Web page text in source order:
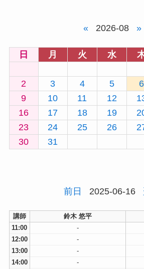
« 2026-08 »
日 月 火 水
2
3 4 5 6
9
10 11 12
16
17 18 19
23
24 25 26
30
31
前日 2025-06-16
講師 鈴木 悠平
11:00
-
12:00
-
13:00
-
14:00
-